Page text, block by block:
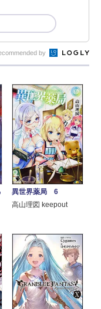
by
異世界薬局 6
高山理図 keepout